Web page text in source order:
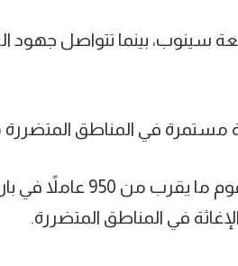
سينوب، بينما تتواصل
مستمرة في المناطق